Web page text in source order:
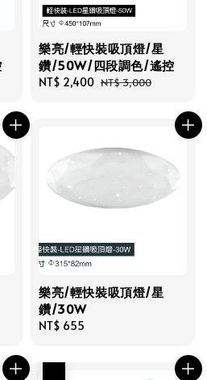
樂亮/輕快裝吸頂燈/星
鑽/50W/四段調色/遙控
Sale
NT$ 2,400 Regular
NT$ 3,000
樂亮/輕快裝吸頂燈/星
鑽/30W
Regular
NT$ 655